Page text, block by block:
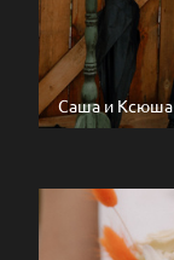
Саша и Ксюша